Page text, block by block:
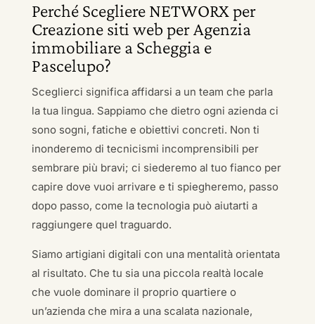
Perché Scegliere NETWORX per
Creazione siti web per Agenzia
immobiliare a Scheggia e
Pascelupo?
Sceglierci significa affidarsi a un team che parla
la tua lingua. Sappiamo che dietro ogni azienda ci
sono sogni, fatiche e obiettivi concreti. Non ti
inonderemo di tecnicismi incomprensibili per
sembrare più bravi; ci siederemo al tuo fianco per
capire dove vuoi arrivare e ti spiegheremo, passo
dopo passo, come la tecnologia può aiutarti a
raggiungere quel traguardo.
Siamo artigiani digitali con una mentalità orientata
al risultato. Che tu sia una piccola realtà locale
che vuole dominare il proprio quartiere o
un’azienda che mira a una scalata nazionale,